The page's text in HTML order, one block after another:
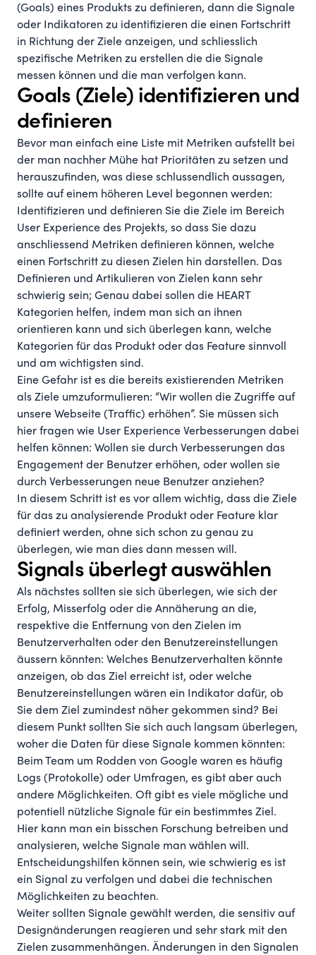
(Goals) eines Produkts zu definieren, dann die Signale
oder Indikatoren zu identifizieren die einen Fortschritt
in Richtung der Ziele anzeigen, und schliesslich
spezifische Metriken zu erstellen die die Signale
messen können und die man verfolgen kann.
Goals (Ziele) identifizieren und
definieren
Bevor man einfach eine Liste mit Metriken aufstellt bei
der man nachher Mühe hat Prioritäten zu setzen und
herauszufinden, was diese schlussendlich aussagen,
sollte auf einem höheren Level begonnen werden:
Identifizieren und definieren Sie die Ziele im Bereich
User Experience des Projekts, so dass Sie dazu
anschliessend Metriken definieren können, welche
einen Fortschritt zu diesen Zielen hin darstellen. Das
Definieren und Artikulieren von Zielen kann sehr
schwierig sein; Genau dabei sollen die HEART
Kategorien helfen, indem man sich an ihnen
orientieren kann und sich überlegen kann, welche
Kategorien für das Produkt oder das Feature sinnvoll
und am wichtigsten sind.
Eine Gefahr ist es die bereits existierenden Metriken
als Ziele umzuformulieren: “Wir wollen die Zugriffe auf
unsere Webseite (Traffic) erhöhen”. Sie müssen sich
hier fragen wie User Experience Verbesserungen dabei
helfen können: Wollen sie durch Verbesserungen das
Engagement der Benutzer erhöhen, oder wollen sie
durch Verbesserungen neue Benutzer anziehen?
In diesem Schritt ist es vor allem wichtig, dass die Ziele
für das zu analysierende Produkt oder Feature klar
definiert werden, ohne sich schon zu genau zu
überlegen, wie man dies dann messen will.
Signals überlegt auswählen
Als nächstes sollten sie sich überlegen, wie sich der
Erfolg, Misserfolg oder die Annäherung an die,
respektive die Entfernung von den Zielen im
Benutzerverhalten oder den Benutzereinstellungen
äussern könnten: Welches Benutzerverhalten könnte
anzeigen, ob das Ziel erreicht ist, oder welche
Benutzereinstellungen wären ein Indikator dafür, ob
Sie dem Ziel zumindest näher gekommen sind? Bei
diesem Punkt sollten Sie sich auch langsam überlegen,
woher die Daten für diese Signale kommen könnten:
Beim Team um Rodden von Google waren es häufig
Logs (Protokolle) oder Umfragen, es gibt aber auch
andere Möglichkeiten. Oft gibt es viele mögliche und
potentiell nützliche Signale für ein bestimmtes Ziel.
Hier kann man ein bisschen Forschung betreiben und
analysieren, welche Signale man wählen will.
Entscheidungshilfen können sein, wie schwierig es ist
ein Signal zu verfolgen und dabei die technischen
Möglichkeiten zu beachten.
Weiter sollten Signale gewählt werden, die sensitiv auf
Designänderungen reagieren und sehr stark mit den
Zielen zusammenhängen. Änderungen in den Signalen